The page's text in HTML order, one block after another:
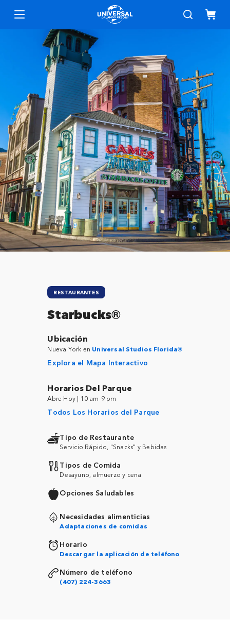
RESTAURANTES
Starbucks®
Ubicación
Nueva York en Universal Studios Florida®
Explora el Mapa Interactivo
Horarios Del Parque
Abre Hoy | 10 am-9 pm
Todos Los Horarios del Parque
Tipo de Restaurante
Servicio Rápido, "Snacks" y Bebidas
Tipos de Comida
Desayuno, almuerzo y cena
Opciones Saludables
Necesidades alimenticias
Adaptaciones de comidas
Horario
Descargar la aplicación de teléfono
Número de teléfono
(407) 224-3663